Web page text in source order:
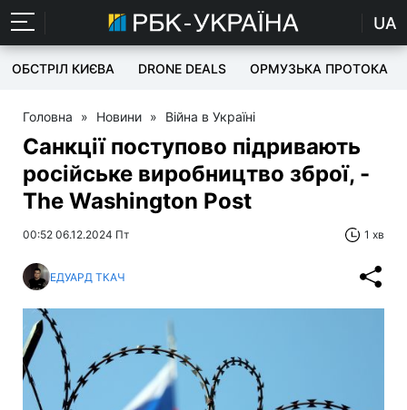
UA
ОБСТРІЛ КИЄВА DRONE DEALS ОРМУЗЬКА ПРОТОКА
Головна » Новини » Війна в Україні
Санкції поступово підривають
російське виробництво зброї, -
The Washington Post
00:52 06.12.2024 Пт 1 хв
ЕДУАРД ТКАЧ